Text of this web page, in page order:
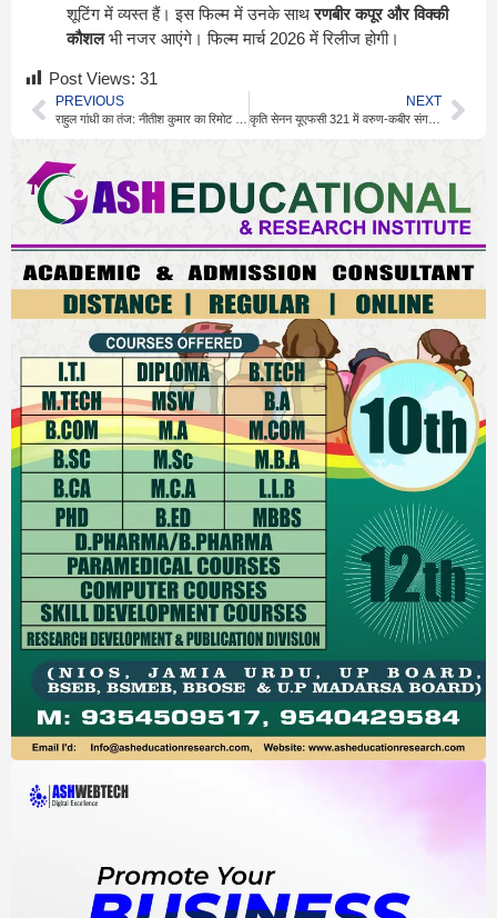
शूटिंग में व्यस्त हैं। इस फिल्म में उनके साथरणबीर कपूर और विक्की
कौशलभी नजर आएंगे। फिल्म मार्च 2026 में रिलीज होगी।
Post Views: 31
PREVIOUS NEXT
कृति सेनन यूएफसी 321 में वरुण-कबीर संग वायरल